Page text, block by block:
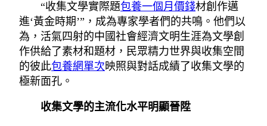
“收集文學實際題包養一個月價錢材創作邁
進‘黃金時期’”，成為專家學者們的共鳴。他們以
為，活氣四射的中國社會經濟文明生涯為文學創
作供給了素材和題材，民眾精力世界與收集空間
的彼此包養網單次映照與對話成績了收集文學的
極新面孔。
收集文學的主流化水平明顯晉陞